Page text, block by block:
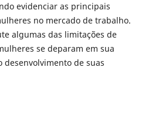
evidenciar as principais
no mercado de trabalho.
algumas das limitações de
se deparam em sua
de suas